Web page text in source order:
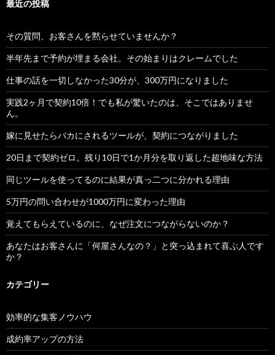
最近の投稿
その質問、お客さんを黙らせていませんか？
半年先まで予約が埋まる会社。その始まりはクレームでした
仕事の話を一切しなかった30分が、300万円になりました
実践2ヶ月で契約10倍！でも私が驚いたのは、そこではありませ
ん。
嫁に見せたらバカにされるツールが、契約につながりました
20日まで契約ゼロ。残り10日で1か月分を取り返した超地味な方法
同じツールを使ってるのに結果が真っ二つに分かれる理由
5万円の問い合わせが1000万円に変わった理由
覚えてもらえているのに、なぜ注文につながらないのか？
あなたはお客さんに「何屋さんなの？」と突っ込まれて喜ぶ人です
か？
カテゴリー
効率的な集客ノウハウ
成約率アップの方法